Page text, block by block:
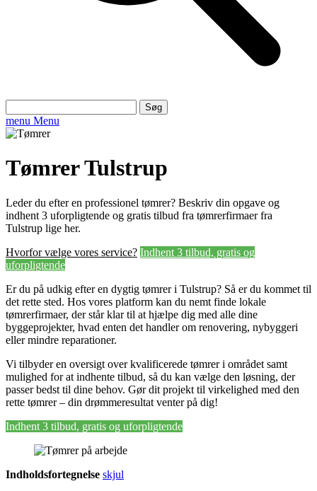
efter:
menu Menu
Tømrer Tulstrup
Leder du efter en professionel tømrer? Beskriv din opgave og
indhent 3 uforpligtende og gratis tilbud fra tømrerfirmaer fra
Tulstrup lige her.
Hvorfor vælge vores service? Indhent 3 tilbud, gratis og
uforpligtende
Er du på udkig efter en dygtig tømrer i Tulstrup? Så er du kommet til
det rette sted. Hos vores platform kan du nemt finde lokale
tømrerfirmaer, der står klar til at hjælpe dig med alle dine
byggeprojekter, hvad enten det handler om renovering, nybyggeri
eller mindre reparationer.
Vi tilbyder en oversigt over kvalificerede tømrer i området samt
mulighed for at indhente tilbud, så du kan vælge den løsning, der
passer bedst til dine behov. Gør dit projekt til virkelighed med den
rette tømrer – din drømmeresultat venter på dig!
Indhent 3 tilbud, gratis og uforpligtende
Indholdsfortegnelse skjul